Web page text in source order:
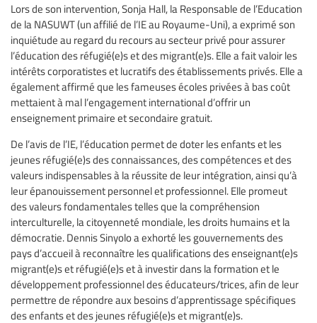
Lors de son intervention, Sonja Hall, la Responsable de l’Education
de la NASUWT (un affilié de l’IE au Royaume-Uni), a exprimé son
inquiétude au regard du recours au secteur privé pour assurer
l’éducation des réfugié(e)s et des migrant(e)s. Elle a fait valoir les
intérêts corporatistes et lucratifs des établissements privés. Elle a
également affirmé que les fameuses écoles privées à bas coût
mettaient à mal l’engagement international d’offrir un
enseignement primaire et secondaire gratuit.
De l’avis de l’IE, l’éducation permet de doter les enfants et les
jeunes réfugié(e)s des connaissances, des compétences et des
valeurs indispensables à la réussite de leur intégration, ainsi qu’à
leur épanouissement personnel et professionnel. Elle promeut
des valeurs fondamentales telles que la compréhension
interculturelle, la citoyenneté mondiale, les droits humains et la
démocratie. Dennis Sinyolo a exhorté les gouvernements des
pays d’accueil à reconnaître les qualifications des enseignant(e)s
migrant(e)s et réfugié(e)s et à investir dans la formation et le
développement professionnel des éducateurs/trices, afin de leur
permettre de répondre aux besoins d’apprentissage spécifiques
des enfants et des jeunes réfugié(e)s et migrant(e)s.